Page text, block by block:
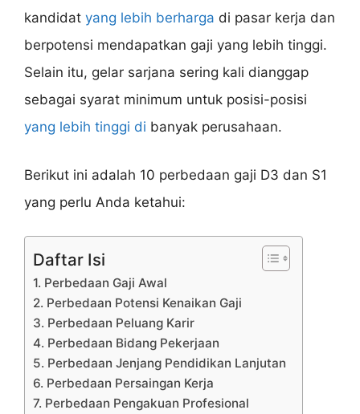
kandidat yang lebih berharga di pasar kerja dan
berpotensi mendapatkan gaji yang lebih tinggi.
Selain itu, gelar sarjana sering kali dianggap
sebagai syarat minimum untuk posisi-posisi
yang lebih tinggi di banyak perusahaan.
Berikut ini adalah 10 perbedaan gaji D3 dan S1
yang perlu Anda ketahui:
Daftar Isi
1. Perbedaan Gaji Awal
2. Perbedaan Potensi Kenaikan Gaji
3. Perbedaan Peluang Karir
4. Perbedaan Bidang Pekerjaan
5. Perbedaan Jenjang Pendidikan Lanjutan
6. Perbedaan Persaingan Kerja
7. Perbedaan Pengakuan Profesional